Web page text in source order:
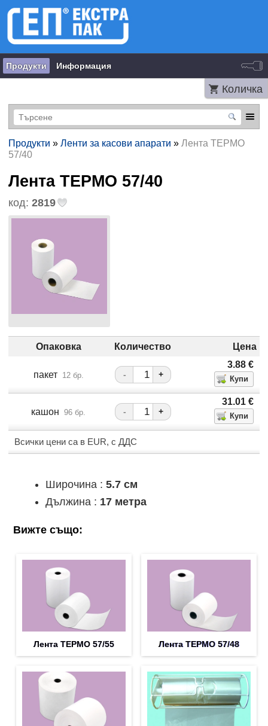
Продукти Информация
Количка
Продукти » Ленти за касови апарати » Лента ТЕРМО
57/40
Лента ТЕРМО 57/40
код: 2819
Опаковка Количество Цена
пакет 12 бр. - +
3.88 €
кашон 96 бр. - +
31.01 €
Всички цени са в EUR, с ДДС
Широчина : 5.7 см
Дължина : 17 метра
Вижте също:
Лента ТЕРМО 57/55 Лента ТЕРМО 57/48